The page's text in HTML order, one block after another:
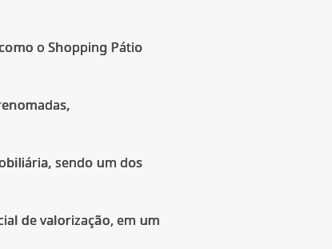
o Shopping Pátio
sendo um dos
de valorização, em um